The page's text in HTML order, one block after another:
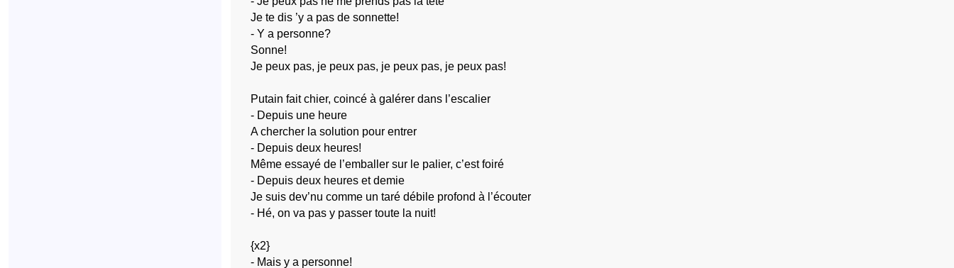
Je te dis ’y a pas de sonnette!
- Y a personne?
Sonne!
Je peux pas, je peux pas, je peux pas, je peux pas!
Putain fait chier, coincé à galérer dans l’escalier
- Depuis une heure
A chercher la solution pour entrer
- Depuis deux heures!
Même essayé de l’emballer sur le palier, c’est foiré
- Depuis deux heures et demie
Je suis dev’nu comme un taré débile profond à l’écouter
- Hé, on va pas y passer toute la nuit!
{x2}
- Mais y a personne!